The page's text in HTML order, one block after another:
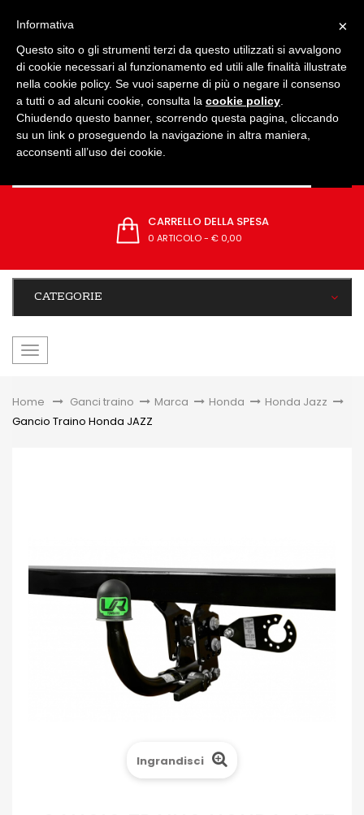
CARRELLO DELLA SPESA
0 ARTICOLO- € 0,00
CATEGORIE
navigazione
Home &gt;Ganci traino > Marca > Honda > Honda Jazz >
Gancio Traino Honda JAZZ
Ingrandisci
×
Informativa
Questo sito o gli strumenti terzi da questo utilizzati si avvalgono
di cookie necessari al funzionamento ed utili alle finalità illustrate
nella cookie policy. Se vuoi saperne di più o negare il consenso
a tutti o ad alcuni cookie, consulta la cookie policy
Chiudendo questo banner, scorrendo questa pagina, cliccando
su un link o proseguendo la navigazione in altra maniera,
acconsenti all’uso dei cookie.